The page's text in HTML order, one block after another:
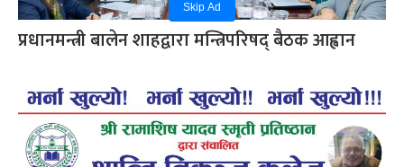
Skip Ad
प्रधानमन्त्री बालेन शाहद्वारा मन्त्रिपरिषद् बैठक आह्वान